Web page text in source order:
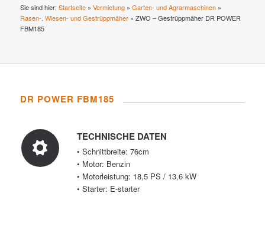
Sie sind hier: Startseite» Vermietung» Garten- und Agrarmaschinen»
Rasen-, Wiesen- und Gestrüppmäher» ZWO – Gestrüppmäher DR POWER
FBM185
DR POWER FBM185
TECHNISCHE DATEN
• Schnittbreite: 76cm
• Motor: Benzin
• Motorleistung: 18,5 PS / 13,6 kW
• Starter: E-starter